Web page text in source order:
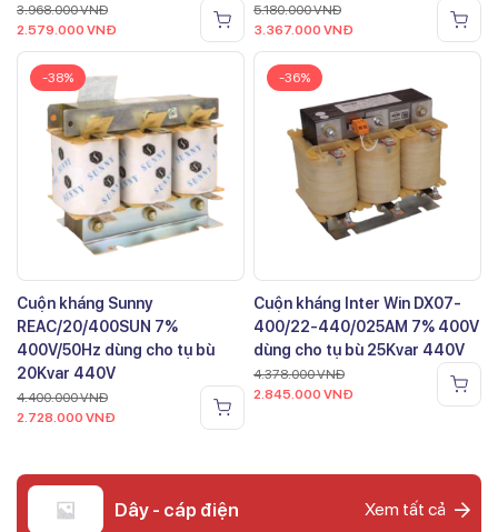
3.968.000VNĐ
2.579.000 VNĐ
5.180.000VNĐ
3.367.000 VNĐ
-38%
Cuộn kháng Sunny
REAC/20/400SUN 7%
400V/50Hz dùng cho tụ bù
20Kvar 440V
4.400.000VNĐ
2.728.000 VNĐ
-36%
Cuộn kháng Inter Win DX07-
400/22-440/025AM 7% 400V
dùng cho tụ bù 25Kvar 440V
4.378.000VNĐ
2.845.000 VNĐ
Dây - cáp điện Xem tất cả